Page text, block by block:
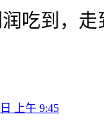
吃到，
上午 9:45